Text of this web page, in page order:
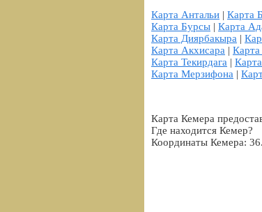
Карта Антальи | Карта
Карта Бурсы | Карта
Карта Диярбакыра |
Карта Акхисара |
Карта Текирдага |
Карта Мерзифона |
Карта Кемера
Где находится Кемер?
Координаты Кемера: